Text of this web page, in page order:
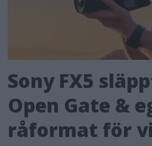
Sony FX5
Open Gate &
råformat för